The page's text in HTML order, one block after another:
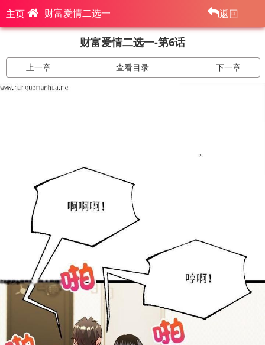
主页 财富爱情二选一 返回
财富爱情二选一-第6话
上一章 查看目录 下一章